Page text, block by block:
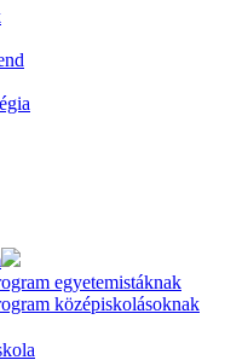
egyetemistáknak
középiskolásoknak